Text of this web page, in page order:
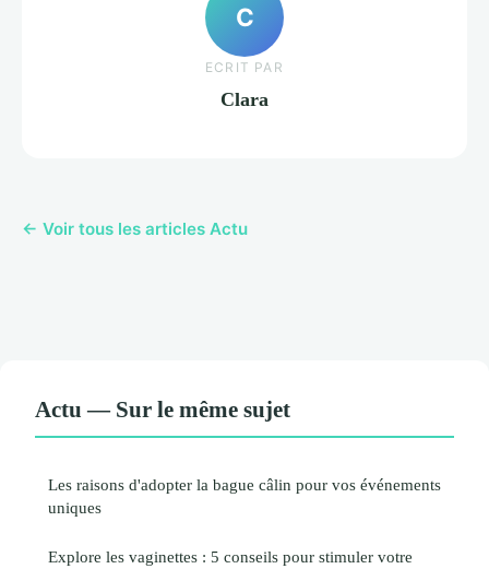
C
ECRIT PAR
Clara
← Voir tous les articles Actu
Actu — Sur le même sujet
Les raisons d'adopter la bague câlin pour vos événements
uniques
Explore les vaginettes : 5 conseils pour stimuler votre